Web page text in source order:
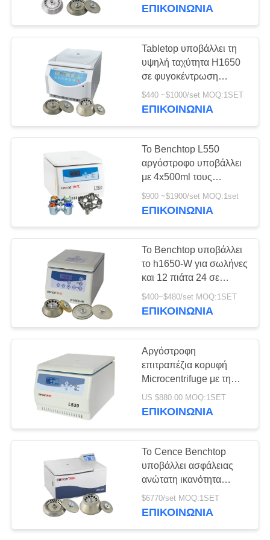
ΈΛΕΓΧΟΣ
ΠΟΙΌΤΗΤΑΣ
ΕΠΙΚΟΙΝΩΝΉΣΤΕ
ΕΙΔΉΣΕΙΣ
ΥΠΟΘΈΣΕΙΣ
SITEMAP
PRIVACY
POLICY
PRP PRF
υποβάλλει σε
φυγοκέντρωση
35
κατεψυγμένος
υποβάλτε τη μηχανή
σε φυγοκέντρωση
ο χωρισμός αίματος
υποβάλλει σε
φυγοκέντρωση
Η τράπεζα αίματος
υποβάλλει σε
φυγοκέντρωση
53
νοσοκομείο σε
ΕΠΙΚΟΙΝΩΝΊΑ
Tabletop υποβάλλει τη
υψηλή ταχύτητα H1650
σε φυγοκέντρωση
υποβάλλει με την
αβούρτσιστη ΣΥΝΕΧΉ
$440 ~$1000/set MOQ:1SET
ΕΠΙΚΟΙΝΩΝΊΑ
Το Benchtop L550
αργόστροφο υποβάλλει
με 4x500ml τους
στροφείς ταλάντευσης
200ml σε φυγοκέντρωση
$900 ~$1900/set MOQ:1set
ΕΠΙΚΟΙΝΩΝΊΑ
Το Benchtop υποβάλλει
το h1650-W για σωλήνες
και 12 πιάτα 24 σε
φυγοκέντρωση 0.5ml
1.5ml 5ml τριχοειδής
$400~$480/set MOQ:1SET
ΕΠΙΚΟΙΝΩΝΊΑ
Αργόστροφη
επιτραπέζια κορυφή
Microcentrifuge με τη
μεγάλη περιεκτικότητα 4
* 250ml εξουσιοδότηση
US $880.00 MOQ:1SET
ΕΠΙΚΟΙΝΩΝΊΑ
Το Cence Benchtop
υποβάλλει ασφάλειας
ανώτατη ικανότητα
6x100ml σε
φυγοκέντρωση
$6770/set MOQ:1SET
ΕΠΙΚΟΙΝΩΝΊΑ